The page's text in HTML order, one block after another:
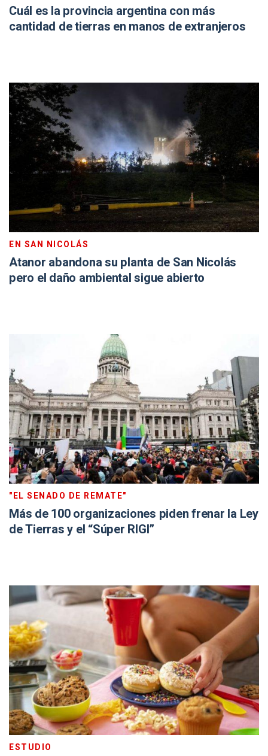
Cuál es la provincia argentina con más
cantidad de tierras en manos de extranjeros
EN SAN NICOLÁS
Atanor abandona su planta de San Nicolás
pero el daño ambiental sigue abierto
"EL SENADO DE REMATE"
Más de 100 organizaciones piden frenar la Ley
de Tierras y el “Súper RIGI”
ESTUDIO